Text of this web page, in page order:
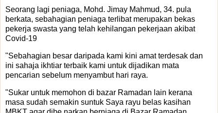
Seorang lagi peniaga, Mohd. Jimay Mahmud, 34. pula
berkata, sebahagian peniaga terlibat merupakan bekas
pekerja swasta yang telah kehilangan pekerjaan akibat
Covid-19
"Sebahagian besar daripada kami kini amat terdesak dan
ini sahaja ikhtiar terbaik kami untuk dijadikan mata
pencarian sebelum menyambut hari raya.
"Sukar untuk memohon di bazar Ramadan lain kerana
masa sudah semakin suntuk Saya rayu belas kasihan